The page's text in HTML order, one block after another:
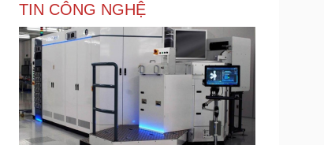
Chứng khoán
Giá cà phê
doanh nghiệp
nghiệp 24h
nhân
đồng
Công nghệ
Sành điệu
Tin Công nghệ
Trải nghiệm
Chuyển đổi số
TIN CÔNG NGHỆ